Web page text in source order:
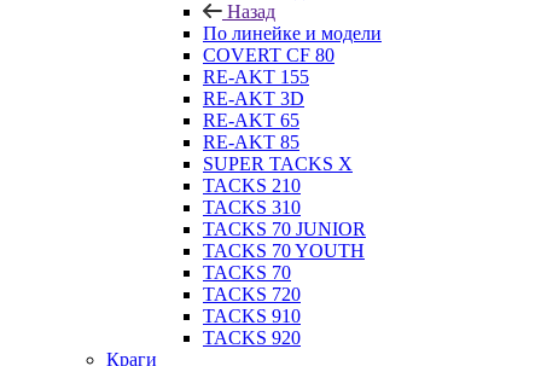
Назад
По линейке и модели
COVERT CF 80
RE-AKT 155
RE-AKT 3D
RE-AKT 65
RE-AKT 85
SUPER TACKS X
TACKS 210
TACKS 310
TACKS 70 JUNIOR
TACKS 70 YOUTH
TACKS 70
TACKS 720
TACKS 910
TACKS 920
Краги